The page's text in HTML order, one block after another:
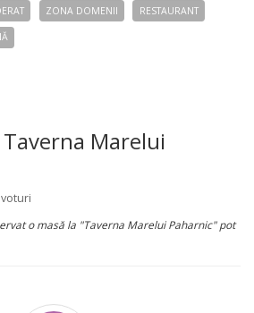
ZONA DOMENII RESTAURANT
Marelui
o masă la "Taverna Marelui Paharnic" pot